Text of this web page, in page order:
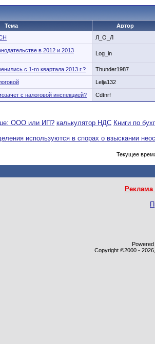
Тема
Автор
Л_О_Л
в 2012 и 2013
Log_in
с 1-го квартала 2013 г.? Thunder1987
Lelja132
с налоговой инспекцией? Cdtnrf
ООО или ИП? калькулятор НДС Книги по
используются в спорах о взыскании
Текущее
Copyright ©2000 -